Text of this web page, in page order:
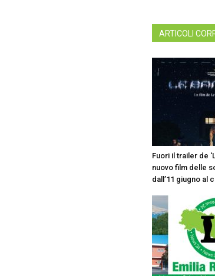
ARTICOLI
Fuori il trailer de
nuovo film delle
dall’11 giugno al